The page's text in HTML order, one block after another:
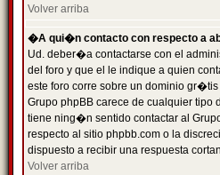
Volver arriba
�A qui�n contacto con respecto a
Ud. deber�a contactarse con el
del foro y que el le indique a quien
este foro corre sobre un dominio
Grupo phpBB carece de cualquier tipo
tiene ning�n sentido contactar al
respecto al sitio phpbb.com o la
dispuesto a recibir una respuesta
Volver arriba